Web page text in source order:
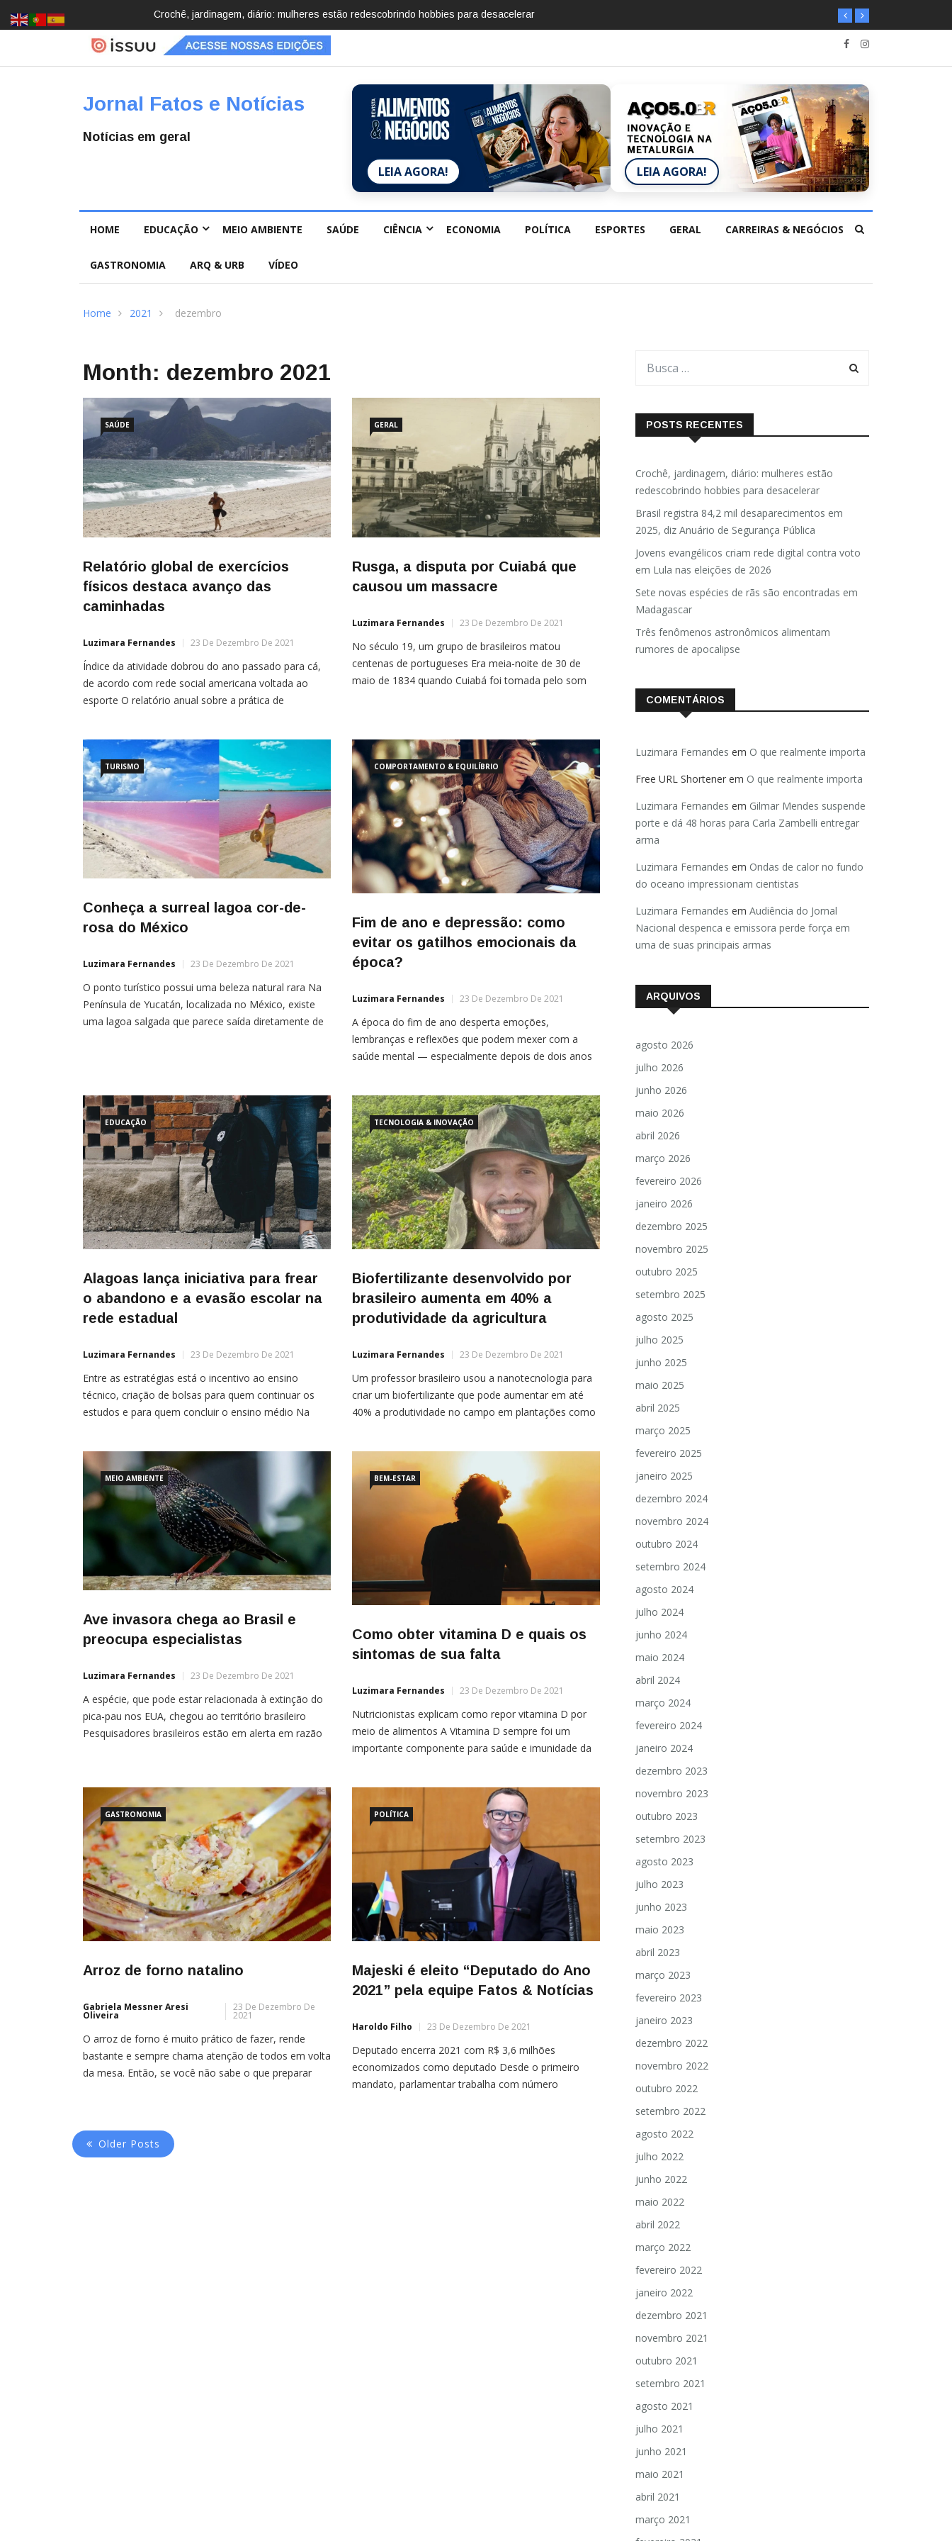
Brasil registra 84,2 mil desaparecimentos em 2025, diz Anuário de Segurança Pública
Jornal Fatos e Notícias
Notícias em geral
LEIA AGORA! LEIA AGORA!
HOME EDUCAÇÃO MEIO AMBIENTE SAÚDE CIÊNCIA ECONOMIA POLÍTICA ESPORTES GERAL CARREIRAS & NEGÓCIOS
GASTRONOMIA ARQ & URB VÍDEO
Home 2021 dezembro
Month: dezembro 2021
SAÚDE
Relatório global de exercícios
físicos destaca avanço das
caminhadas
Luzimara Fernandes 23 De Dezembro De 2021
Índice da atividade dobrou do ano passado para cá,
de acordo com rede social americana voltada ao
esporte O relatório anual sobre a prática de
ar livre como uma das atividades que mais cresceram
do
GERAL
Rusga, a disputa por Cuiabá que
causou um massacre
Luzimara Fernandes 23 De Dezembro De 2021
No século 19, um grupo de brasileiros matou
centenas de portugueses Era meia-noite de 30 de
maio de 1834 quando Cuiabá foi tomada pelo som
ordem
TURISMO
Conheça a surreal lagoa cor-de-
rosa do México
Luzimara Fernandes 23 De Dezembro De 2021
O ponto turístico possui uma beleza natural rara Na
Península de Yucatán, localizada no México, existe
uma lagoa salgada que parece saída diretamente de
COMPORTAMENTO & EQUILÍBRIO
Fim de ano e depressão: como
evitar os gatilhos emocionais da
época?
Luzimara Fernandes 23 De Dezembro De 2021
A época do fim de ano desperta emoções,
lembranças e reflexões que podem mexer com a
saúde mental — especialmente depois de dois anos
por quadros de depressão precisa estar mais atento
a um possível
EDUCAÇÃO
Alagoas lança iniciativa para frear
o abandono e a evasão escolar na
rede estadual
Luzimara Fernandes 23 De Dezembro De 2021
Entre as estratégias está o incentivo ao ensino
técnico, criação de bolsas para quem continuar os
estudos e para quem concluir o ensino médio Na
meninos e meninas estão envolvidos nos estudos,
TECNOLOGIA & INOVAÇÃO
Biofertilizante desenvolvido por
brasileiro aumenta em 40% a
produtividade da agricultura
Luzimara Fernandes 23 De Dezembro De 2021
Um professor brasileiro usou a nanotecnologia para
criar um biofertilizante que pode aumentar em até
40% a produtividade no campo em plantações como
— sustentáveis, de baixo custo e de produção 100%
MEIO AMBIENTE
Ave invasora chega ao Brasil e
preocupa especialistas
Luzimara Fernandes 23 De Dezembro De 2021
A espécie, que pode estar relacionada à extinção do
pica-pau nos EUA, chegou ao território brasileiro
Pesquisadores brasileiros estão em alerta em razão
popularmente como estorninho, pode ser
BEM-ESTAR
Como obter vitamina D e quais os
sintomas de sua falta
Luzimara Fernandes 23 De Dezembro De 2021
Nutricionistas explicam como repor vitamina D por
meio de alimentos A Vitamina D sempre foi um
importante componente para saúde e imunidade da
bastante falada e investigada. Dentre os motivos de
GASTRONOMIA
Arroz de forno natalino
Gabriela Messner Aresi
Oliveira
23 De Dezembro De
2021
O arroz de forno é muito prático de fazer, rende
bastante e sempre chama atenção de todos em volta
da mesa. Então, se você não sabe o que preparar
POLÍTICA
Majeski é eleito “Deputado do Ano
2021” pela equipe Fatos & Notícias
Haroldo Filho 23 De Dezembro De 2021
Deputado encerra 2021 com R$ 3,6 milhões
economizados como deputado Desde o primeiro
mandato, parlamentar trabalha com número
Older Posts
POSTS RECENTES
Crochê, jardinagem, diário: mulheres estão
redescobrindo hobbies para desacelerar
Brasil registra 84,2 mil desaparecimentos em
2025, diz Anuário de Segurança Pública
Jovens evangélicos criam rede digital contra voto
em Lula nas eleições de 2026
Sete novas espécies de rãs são encontradas em
Madagascar
Três fenômenos astronômicos alimentam
rumores de apocalipse
COMENTÁRIOS
Luzimara Fernandes em O que realmente importa
Free URL Shortener em O que realmente importa
Luzimara Fernandes em Gilmar Mendes suspende
porte e dá 48 horas para Carla Zambelli entregar
arma
Luzimara Fernandes em Ondas de calor no fundo
do oceano impressionam cientistas
Luzimara Fernandes em Audiência do Jornal
Nacional despenca e emissora perde força em
uma de suas principais armas
ARQUIVOS
agosto 2026
julho 2026
junho 2026
maio 2026
abril 2026
março 2026
fevereiro 2026
janeiro 2026
dezembro 2025
novembro 2025
outubro 2025
setembro 2025
agosto 2025
julho 2025
junho 2025
maio 2025
abril 2025
março 2025
fevereiro 2025
janeiro 2025
dezembro 2024
novembro 2024
outubro 2024
setembro 2024
agosto 2024
julho 2024
junho 2024
maio 2024
abril 2024
março 2024
fevereiro 2024
janeiro 2024
dezembro 2023
novembro 2023
outubro 2023
setembro 2023
agosto 2023
julho 2023
junho 2023
maio 2023
abril 2023
março 2023
fevereiro 2023
janeiro 2023
dezembro 2022
novembro 2022
outubro 2022
setembro 2022
agosto 2022
julho 2022
junho 2022
maio 2022
abril 2022
março 2022
fevereiro 2022
janeiro 2022
dezembro 2021
novembro 2021
outubro 2021
setembro 2021
agosto 2021
julho 2021
junho 2021
maio 2021
abril 2021
março 2021